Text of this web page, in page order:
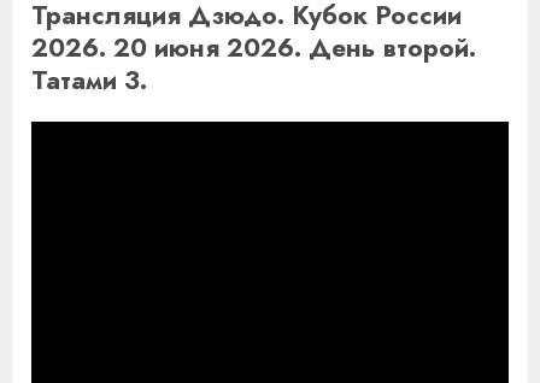
Трансляция Дзюдо. Кубок России
2026. 20 июня 2026. День второй.
Татами 3.